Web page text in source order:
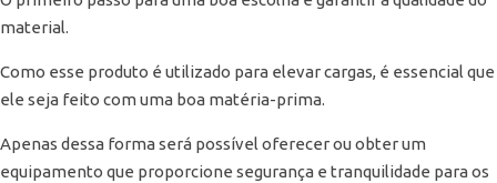
material.
Como esse produto é utilizado para elevar cargas, é essencial que
ele seja feito com uma boa matéria-prima.
Apenas dessa forma será possível oferecer ou obter um
equipamento que proporcione segurança e tranquilidade para os